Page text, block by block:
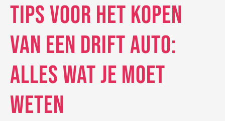
Tips voor het Kopen
van een Drift Auto:
Alles wat je moet
weten